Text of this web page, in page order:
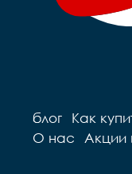
блог Как
О нас
Акции